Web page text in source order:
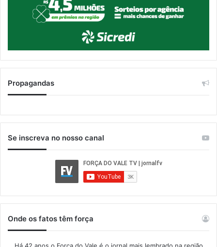
Propagandas
Se inscreva no nosso canal
Onde os fatos têm força